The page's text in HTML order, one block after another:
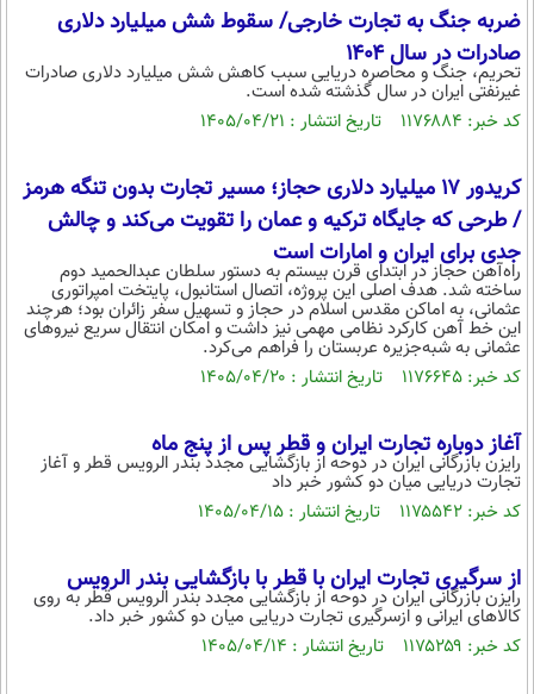
اقتصاد
اقتصادی
جامعه
حوادث
سلامت
یک برش دانایی
محیط زیست
سفر و تفریح
بین الملل
فرهنگ و هنر
علم و دانش
فناوری و It
علمی
قرآن
گوناگون
باشگاه مغز
مجله تصویری سلاح
اقتصاد
ورزش
سرگرمی
فناوری
عصر ایران 2
خواندنی ها و دیدنی ها
پیامک
روانشناسی
آموزش زبان
ضربه جنگ به تجارت خارجی/ سقوط شش میلیارد دلاری
صادرات در سال ۱۴۰۴
تحریم، جنگ و محاصره دریایی سبب کاهش شش میلیارد دلاری صادرات
غیرنفتی ایران در سال گذشته شده است.
کد خبر: ۱۱۷۶۸۸۴ تاریخ انتشار : ۱۴۰۵/۰۴/۲۱
کریدور ۱۷ میلیارد دلاری حجاز؛ مسیر تجارت بدون تنگه هرمز
/ طرحی که جایگاه ترکیه و عمان را تقویت می‌کند و چالش
جدی برای ایران و امارات است
راه‌آهن حجاز در ابتدای قرن بیستم به دستور سلطان عبدالحمید دوم
ساخته شد. هدف اصلی این پروژه، اتصال استانبول، پایتخت امپراتوری
عثمانی، به اماکن مقدس اسلام در حجاز و تسهیل سفر زائران بود؛ هرچند
این خط آهن کارکرد نظامی مهمی نیز داشت و امکان انتقال سریع نیروهای
عثمانی به شبه‌جزیره عربستان را فراهم می‌کرد.
کد خبر: ۱۱۷۶۶۴۵ تاریخ انتشار : ۱۴۰۵/۰۴/۲۰
آغاز دوباره تجارت ایران و قطر پس از پنج ماه
رایزن بازرگانی ایران در دوحه از بازگشایی مجدد بندر الرویس قطر و آغاز
تجارت دریایی میان دو کشور خبر داد
کد خبر: ۱۱۷۵۵۴۲ تاریخ انتشار : ۱۴۰۵/۰۴/۱۵
از سرگیری تجارت ایران با قطر با بازگشایی بندر الرویس
رایزن بازرگانی ایران در دوحه از بازگشایی مجدد بندر الرویس قطر به روی
کالاهای ایرانی و ازسرگیری تجارت دریایی میان دو کشور خبر داد.
کد خبر: ۱۱۷۵۲۵۹ تاریخ انتشار : ۱۴۰۵/۰۴/۱۴